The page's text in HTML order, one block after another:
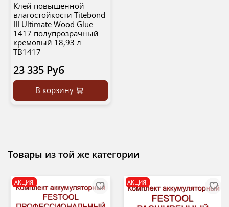
Клей повышенной
влагостойкости Titebond
III Ultimate Wood Glue
1417 полупрозрачный
кремовый 18,93 л
TB1417
23 335 Руб
В корзину
Товары из той же категории
АКЦИЯ! АКЦИЯ!